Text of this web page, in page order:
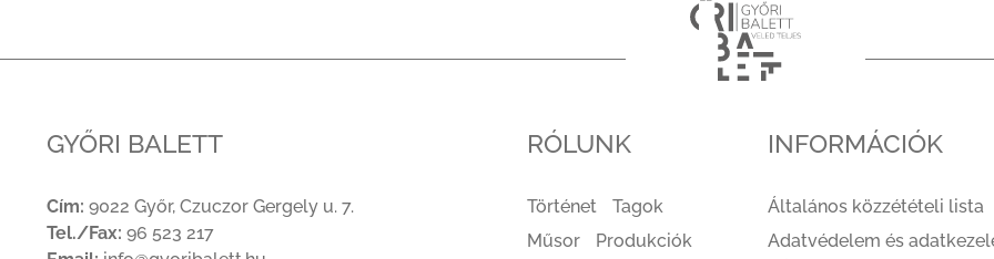
GYŐRI BALETT
Cím: 9022 Győr, Czuczor Gergely u. 7.
Tel./Fax: 96 523 217
RÓLUNK
Történet
Tagok
Műsor
Produkciók
INFORMÁCIÓK
Általános közzétételi lista
Adatvédelem és